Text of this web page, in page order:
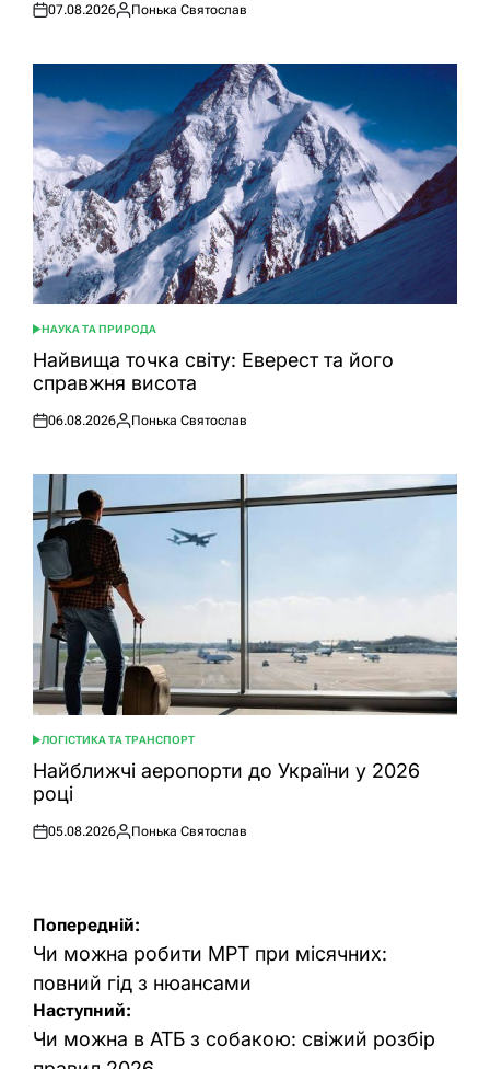
Оприлюднено
07.08.2026
Опубліковано
Понька Святослав
ОПУБЛІКУВАТИ
У
НАУКА ТА ПРИРОДА
Найвища точка світу: Еверест та його
справжня висота
Оприлюднено
06.08.2026
Опубліковано
Понька Святослав
ОПУБЛІКУВАТИ
У
ЛОГІСТИКА ТА ТРАНСПОРТ
Найближчі аеропорти до України у 2026
році
Оприлюднено
05.08.2026
Опубліковано
Понька Святослав
Навігація
записів
Попередній:
Чи можна робити МРТ при місячних:
повний гід з нюансами
Наступний:
Чи можна в АТБ з собакою: свіжий розбір